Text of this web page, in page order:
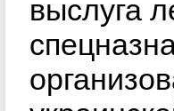
выслуга